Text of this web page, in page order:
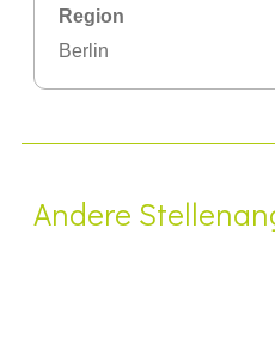
Region
Berlin
Andere